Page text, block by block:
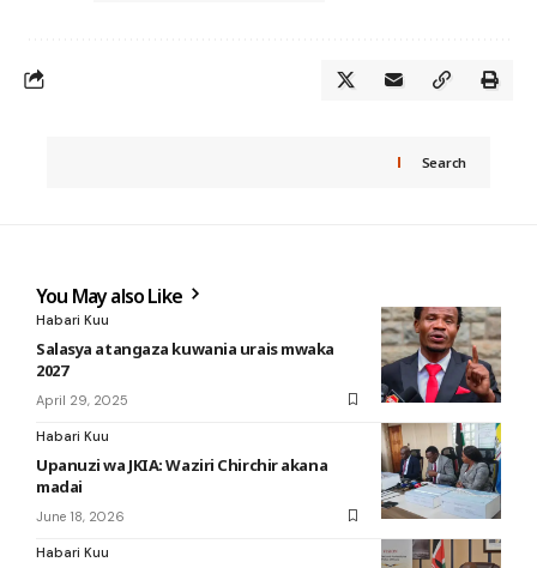
Search
You May also Like
Habari Kuu
Salasya atangaza kuwania urais mwaka
2027
April 29, 2025
Habari Kuu
Upanuzi wa JKIA: Waziri Chirchir akana
madai
June 18, 2026
Habari Kuu